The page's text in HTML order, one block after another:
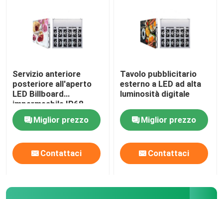
Servizio anteriore
posteriore all'aperto
LED Billboard
impermeabile IP68
Multiuso
Miglior prezzo
Contattaci
Tavolo pubblicitario
esterno a LED ad alta
luminosità digitale
Miglior prezzo
Contattaci